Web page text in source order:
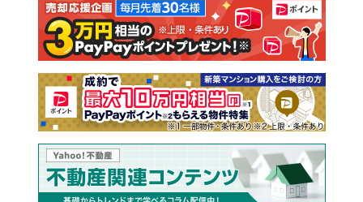
注文住宅 土地
売却査定